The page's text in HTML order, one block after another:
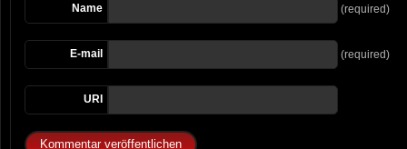
Name (required)
E-mail (required)
URI